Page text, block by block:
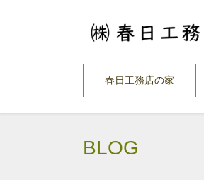
春日工務店の家
BLOG